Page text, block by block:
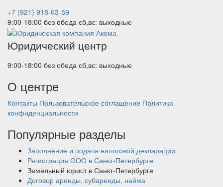
+7 (921) 918-63-59
9:00-18:00 без обеда сб,вс: выходные
Юридический центр
9:00-18:00 без обеда сб,вс: выходные
О центре
Контакты Пользовательское соглашение Политика
конфиденциальности
Популярные разделы
Заполнение и подача налоговой декларации
Регистрация ООО в Санкт-Петербурге
Земельный юрист в Санкт-Петербурге
Договор аренды, субаренды, найма